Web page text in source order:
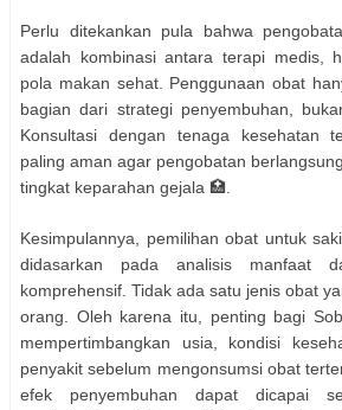
Perlu ditekankan pula bahwa
adalah kombinasi antara terapi medis,
pola makan sehat. Penggunaan obat
bagian dari strategi penyembuhan,
Konsultasi dengan tenaga kesehatan
paling aman agar pengobatan
tingkat keparahan gejala 🏥.
Kesimpulannya, pemilihan obat untuk
didasarkan pada analisis manfaat
komprehensif. Tidak ada satu jenis obat
orang. Oleh karena itu, penting bagi
mempertimbangkan usia, kondisi
penyakit sebelum mengonsumsi obat
efek penyembuhan dapat dicapai